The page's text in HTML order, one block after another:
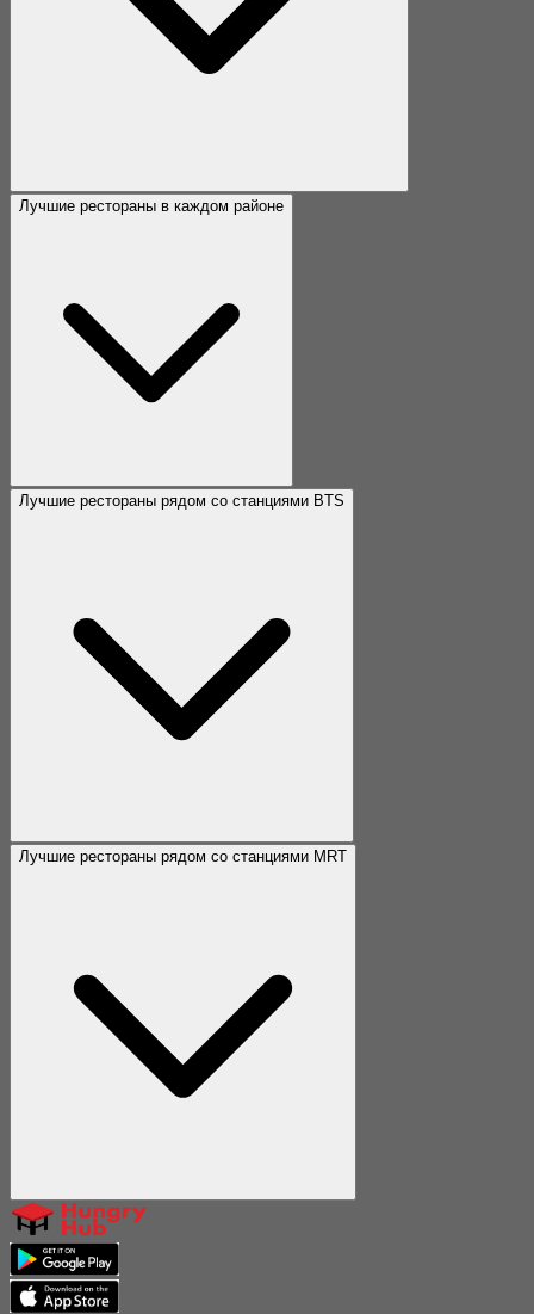
Лучшие рестораны в каждом районе
Лучшие рестораны рядом со станциями BTS
Лучшие рестораны рядом со станциями MRT